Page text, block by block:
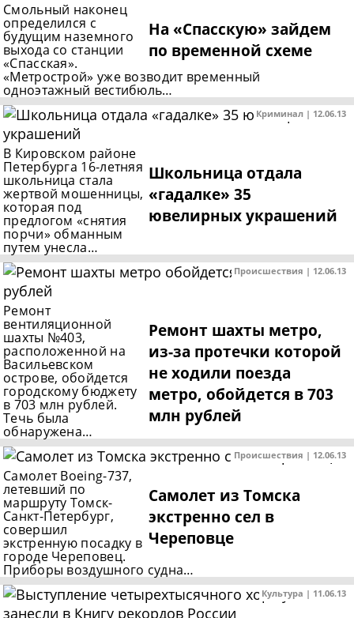
На «Спасскую» зайдем
по временной схеме
Смольный наконец
определился с
будущим наземного
выхода со станции
«Спасская».
«Метрострой» уже возводит временный
одноэтажный вестибюль…
Криминал | 12.06.13
Школьница отдала
«гадалке» 35
ювелирных украшений
В Кировском районе
Петербурга 16-летняя
школьница стала
жертвой мошенницы,
которая под
предлогом «снятия
порчи» обманным
путем унесла…
Происшествия | 12.06.13
Ремонт шахты метро,
из-за протечки которой
не ходили поезда
метро, обойдется в 703
млн рублей
Ремонт
вентиляционной
шахты №403,
расположенной на
Васильевском
острове, обойдется
городскому бюджету
в 703 млн рублей.
Течь была
обнаружена…
Происшествия | 12.06.13
Самолет из Томска
экстренно сел в
Череповце
Самолет Boeing-737,
летевший по
маршруту Томск-
Санкт-Петербург,
совершил
экстренную посадку в
городе Череповец.
Приборы воздушного судна…
Культура | 11.06.13